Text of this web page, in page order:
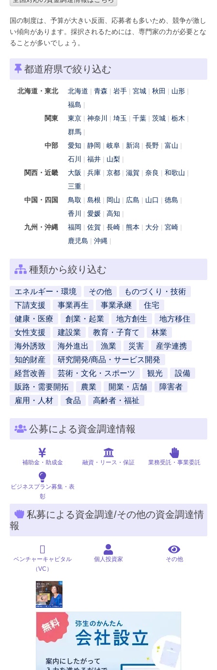
国の制度は、予算が大きい反面、応募者も多いため、競争が激し
い傾向があります。採択されるためには、専門家の力が必要とな
ることが多いでしょう。
都道府県で絞り込む
北海道・東北 北海道 青森 岩手 宮城 秋田
山形
福島
関東
東京 神奈川 埼玉 千葉 茨城
栃木
群馬
中部
愛知 静岡 岐阜 新潟 長野
富山
石川
福井
山梨
関西・近畿
大阪 兵庫 京都 滋賀 奈良
和歌山
三重
中国・四国
鳥取 島根 岡山 広島 山口
徳島
香川
愛媛
高知
九州・沖縄
福岡 佐賀 長崎 熊本 大分
宮崎
鹿児島
沖縄
種類から絞り込む
エネルギー・環境 その他
ものづくり・技術
下請支援
事業再生 事業承継
住宅
健康・医療
創業・起業 地方創生
地方移住
女性支援
建設業 教育・子育て
林業
海外誘致
海外進出 漁業 災害
産学連携
知的財産
研究開発/商品・サービス開発
経営改善
芸術・文化・スポーツ 観光
設備
販路・需要開拓
農業 開業・店舗
障害者
雇用・人材
食品 高齢者・福祉
公募による資金調達情報
補助金・助成金 融資・リース・保証 業務受託・事業委託
ビジネスプラン募集・表
彰
私募による資金調達/その他の資金調達情
報
ベンチャーキャピタル
（VC）
個人投資家 その他